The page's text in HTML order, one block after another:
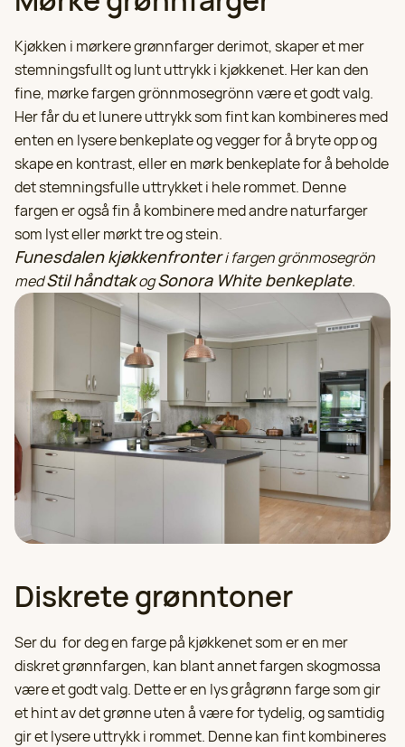
Kjøkken i mørkere grønnfarger derimot, skaper et mer
stemningsfullt og lunt uttrykk i kjøkkenet. Her kan den
fine, mørke fargen grönnmosegrönn være et godt valg.
Her får du et lunere uttrykk som fint kan kombineres med
enten en lysere benkeplate og vegger for å bryte opp og
skape en kontrast, eller en mørk benkeplate for å beholde
det stemningsfulle uttrykket i hele rommet. Denne
fargen er også fin å kombinere med andre naturfarger
som lyst eller mørkt tre og stein.
Funesdalen kjøkkenfronteri fargen grönmosegrön
medStil håndtakogSonora White benkeplate.
Diskrete grønntoner
Ser du for deg en farge på kjøkkenet som er en mer
diskret grønnfargen, kan blant annet fargen skogmossa
være et godt valg. Dette er en lys grågrønn farge som gir
et hint av det grønne uten å være for tydelig, og samtidig
gir et lysere uttrykk i rommet. Denne kan fint kombineres